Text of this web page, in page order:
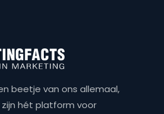
beetje van ons allemaal,
zijn hét platform voor